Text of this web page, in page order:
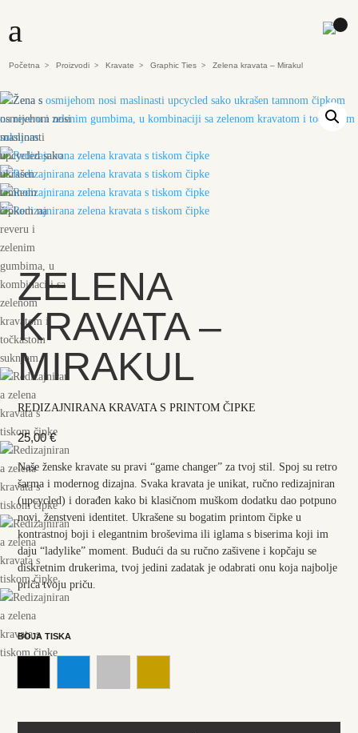
a
Početna > Proizvodi > Kravate > Graphic Ties > Zelena kravata – Mirakul
ZELENA
KRAVATA –
MIRAKUL
REDIZAJNIRANA KRAVATA S PRINTOM ČIPKE
25,00€
Naše ženske kravate su pravi “game changer” za tvoj stil. Spoj su retro
šarma i modernog dizajna. Svaka kravata je unikat, ručno redizajniran
(upcycled) i dorađen kako bi klasičnom muškom dodatku dao potpuno
novi, ženstveni identitet. Ukrašene su bogatim printom čipke u
kontrastnoj boji i elegantnim broševima ili iglama s biserima koji im
daju “ladylike” moment. Budući da su ručno zašivene i kopčaju se
diskretnim drukerima, tvoj jedini zadatak je odabrati onu koja najbolje
priča tvoju priču.
BOJA TISKA